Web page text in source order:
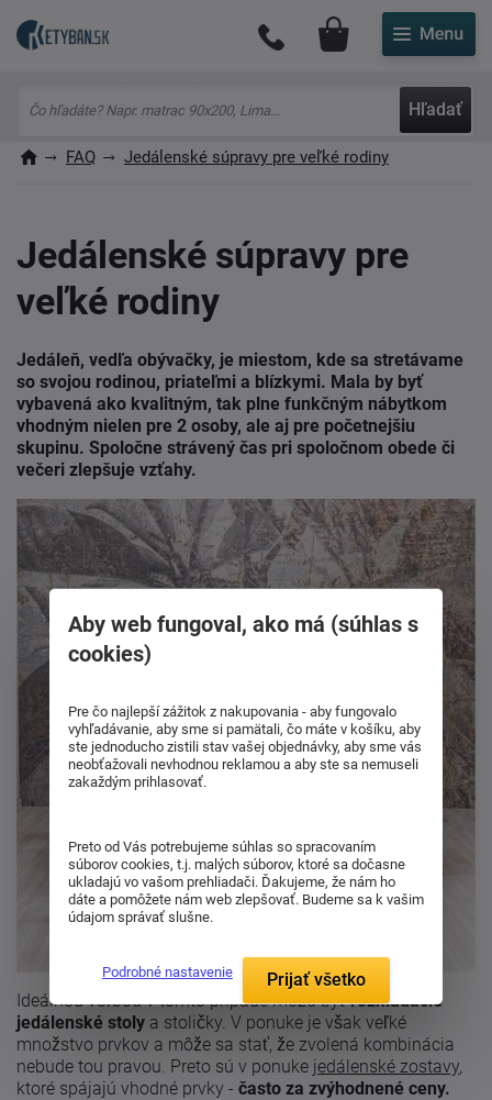
Hľadať
Môj účet
FAQ Jedálenské súpravy pre veľké rodiny
Jedálenské súpravy pre
veľké rodiny
Jedáleň, vedľa obývačky, je miestom, kde sa stretávame
so svojou rodinou, priateľmi a blízkymi. Mala by byť
vybavená ako kvalitným, tak plne funkčným nábytkom
vhodným nielen pre 2 osoby, ale aj pre početnejšiu
skupinu. Spoločne strávený čas pri spoločnom obede či
večeri zlepšuje vzťahy.
Ideálnou voľbou v tomto prípade môžu byťrozkladacie
jedálenské stoly a stoličky. V ponuke je však veľké
množstvo prvkov a môže sa stať, že zvolená kombinácia
nebude tou pravou. Preto sú v ponuke jedálenské zostavy,
ktoré spájajú vhodné prvky - často za zvýhodnené ceny.
Aby web fungoval, ako má (súhlas s
cookies)
Pre čo najlepší zážitok z nakupovania - aby fungovalo
vyhľadávanie, aby sme si pamätali, čo máte v košíku, aby
ste jednoducho zistili stav vašej objednávky, aby sme vás
neobťažovali nevhodnou reklamou a aby ste sa nemuseli
zakaždým prihlasovať.
Preto od Vás potrebujeme súhlas so spracovaním
súborov cookies, t.j. malých súborov, ktoré sa dočasne
ukladajú vo vašom prehliadači. Ďakujeme, že nám ho
dáte a pomôžete nám web zlepšovať. Budeme sa k vašim
údajom správať slušne.
Podrobné nastavenie Prijať všetko